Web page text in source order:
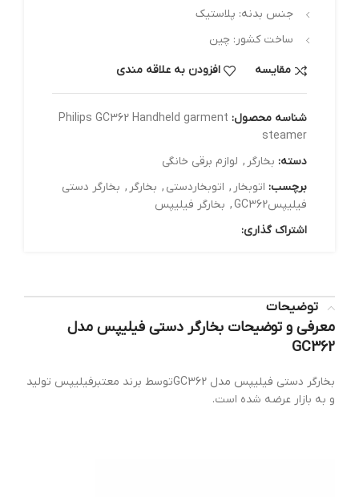
جنس بدنه: پلاستیک
ساخت کشور: چین
مقایسه افزودن به علاقه مندی
شناسه محصول: Philips GC362 Handheld garment
steamer
دسته: بخارگر , لوازم برقی خانگی
برچسب: اتوبخار , اتوبخاردستی , بخارگر , بخارگر دستی
فیلیپسGC362
, بخارگر فیلیپس
اشتراک گذاری:
توضیحات
معرفی و توضیحات بخارگر دستی فیلیپس مدل
GC362
بخارگر دستی فیلیپس مدل GC362توسط برند معتبرفیلیپس تولید
و به بازار عرضه شده است.